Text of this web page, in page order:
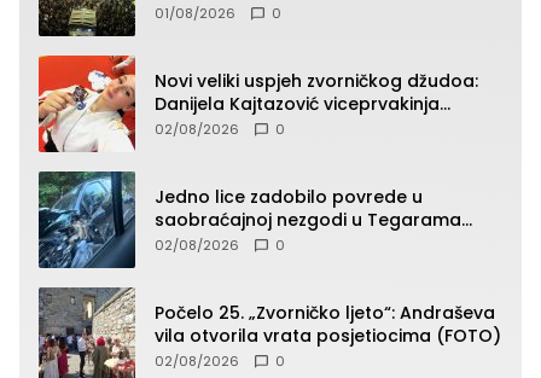
početak koncertnog programa
01/08/2026 0
Novi veliki uspjeh zvorničkog džudoa:
Danijela Kajtazović viceprvakinja
Balkana u seniorskoj konkurenciji
02/08/2026 0
Jedno lice zadobilo povrede u
saobraćajnoj nezgodi u Tegarama
(FOTO)
02/08/2026 0
Počelo 25. „Zvorničko ljeto“: Andraševa
vila otvorila vrata posjetiocima (FOTO)
02/08/2026 0